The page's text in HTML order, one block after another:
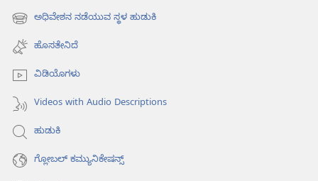
new
window)
ಅಧಿವೇಶನ ನಡೆಯುವ ಸ್ಥಳ ಹುಡುಕಿ
(opens
new
window)
ಹೊಸತೇನಿದೆ
ವಿಡಿಯೊಗಳು
Videos with Audio Descriptions
ಹುಡುಕಿ
ಗ್ಲೋಬಲ್‌ ಕಮ್ಯುನಿಕೇಷನ್ಸ್‌